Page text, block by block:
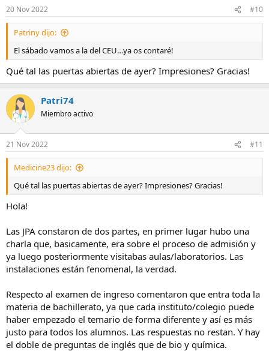
e
s
20 Nov 2022 #10
Patriny dijo:
El sábado vamos a la del CEU…ya os contaré!
Qué tal las puertas abiertas de ayer? Impresiones? Gracias!
Patri74
Miembro activo
21 Nov 2022 #11
Medicine23 dijo:
Qué tal las puertas abiertas de ayer? Impresiones? Gracias!
Hola!
Las JPA constaron de dos partes, en primer lugar hubo una
charla que, basicamente, era sobre el proceso de admisión y
ya luego posteriormente visitabas aulas/laboratorios. Las
instalaciones están fenomenal, la verdad.
Respecto al examen de ingreso comentaron que entra toda la
materia de bachillerato, ya que cada instituto/colegio puede
haber empezado el temario de forma diferente y así es más
justo para todos los alumnos. Las respuestas no restan. Y hay
el doble de preguntas de inglés que de bio y química.